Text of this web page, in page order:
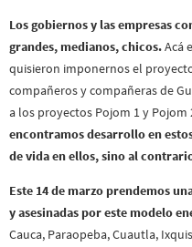
Los gobiernos y las empresas
grandes, medianos, chicos.Acá
quisieron imponernos el
compañeros y compañeras de
a los proyectos Pojom 1 y Pojom
encontramos desarrollo en
de vida en ellos, sino al
Este 14 de marzo prendemos
y asesinadas por este modelo
Cauca, Paraopeba, Cuautla,